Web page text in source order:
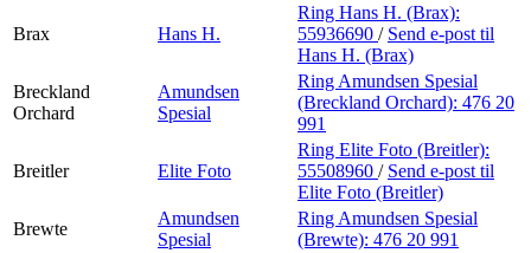
Brax Hans H.
Ring Hans H. (Brax):
55936690 / Send e-post til
Hans H. (Brax)
Breckland
Orchard
Amundsen
Spesial
Ring Amundsen Spesial
(Breckland Orchard): 476 20
991
Breitler Elite Foto
Ring Elite Foto (Breitler):
55508960 / Send e-post til
Elite Foto (Breitler)
Brewte
Amundsen
Spesial
Ring Amundsen Spesial
(Brewte): 476 20 991